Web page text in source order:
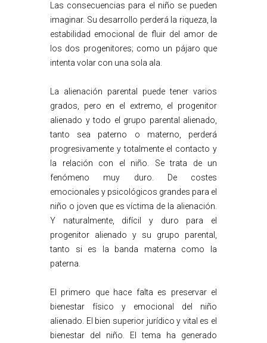
Las consecuencias para el niño se pueden
imaginar. Su desarrollo perderá la riqueza, la
estabilidad emocional de fluir del amor de
los dos progenitores; como un pájaro que
intenta volar con una sola ala.
La alienación parental puede tener varios
grados, pero en el extremo, el progenitor
alienado y todo el grupo parental alienado,
tanto sea paterno o materno, perderá
progresivamente y totalmente el contacto y
la relación con el niño. Se trata de un
fenómeno muy duro. De costes
emocionales y psicológicos grandes para el
niño o joven que es víctima de la alienación.
Y naturalmente, difícil y duro para el
progenitor alienado y su grupo parental,
tanto si es la banda materna como la
paterna.
El primero que hace falta es preservar el
bienestar físico y emocional del niño
alienado. El bien superior jurídico y vital es el
bienestar del niño. El tema ha generado